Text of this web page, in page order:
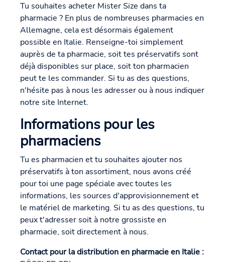
Tu souhaites acheter Mister Size dans ta
pharmacie ? En plus de nombreuses pharmacies en
Allemagne, cela est désormais également
possible en Italie. Renseigne-toi simplement
auprès de ta pharmacie, soit tes préservatifs sont
déjà disponibles sur place, soit ton pharmacien
peut te les commander. Si tu as des questions,
n'hésite pas à nous les adresser ou à nous indiquer
notre site Internet.
Informations pour les
pharmaciens
Tu es pharmacien et tu souhaites ajouter nos
préservatifs à ton assortiment, nous avons créé
pour toi une page spéciale avec toutes les
informations, les sources d'approvisionnement et
le matériel de marketing. Si tu as des questions, tu
peux t'adresser soit à notre grossiste en
pharmacie, soit directement à nous.
Contact pour la distribution en pharmacie en Italie :